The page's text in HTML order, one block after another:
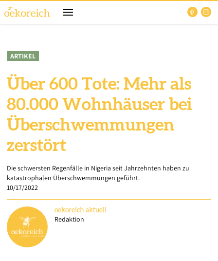
ARTIKEL
Über 600 Tote: Mehr als
80.000 Wohnhäuser bei
Überschwemmungen
zerstört
Die schwersten Regenfälle in Nigeria seit Jahrzehnten haben zu
katastrophalen Überschwemmungen geführt.
10/17/2022
oekoreich aktuell
Redaktion